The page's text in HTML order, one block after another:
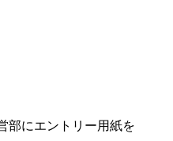
部にエントリー用紙を